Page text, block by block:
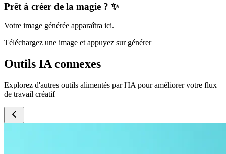
Prêt à créer de la magie ? ✨
Votre image générée apparaîtra ici.
Téléchargez une image et appuyez sur générer
Outils IA connexes
Explorez d'autres outils alimentés par l'IA pour améliorer votre flux
de travail créatif